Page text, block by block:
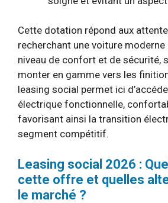
Cette dotation répond aux
recherchant une voiture moderne
niveau de confort et de sécurité,
monter en gamme vers les
leasing social permet ici
électrique fonctionnelle,
favorisant ainsi la transition
segment compétitif.
Leasing social 2026 :
cette offre et quelles
le marché ?